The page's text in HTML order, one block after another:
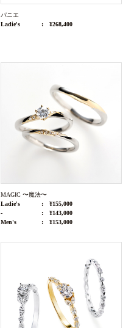
パニエ
Ladie's
¥268,400
MAGIC 〜魔法〜
Ladie's
¥155,000
-
¥143,000
Men's
¥153,000